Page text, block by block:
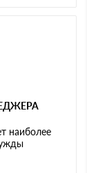
наиболее